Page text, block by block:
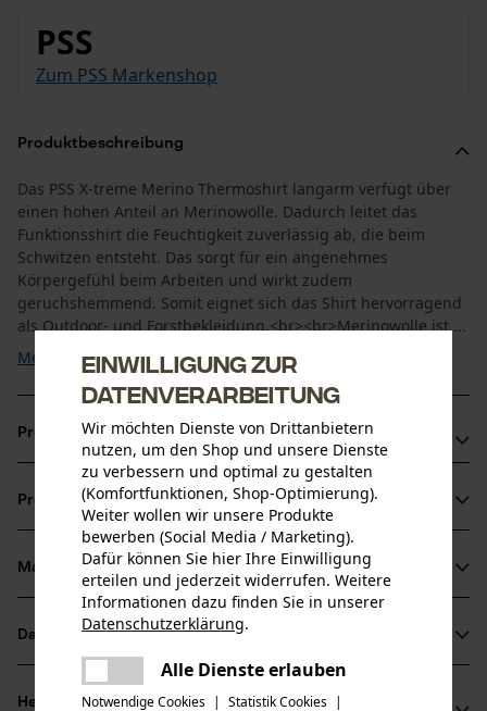
PSS
Zum PSS Markenshop
Produktbeschreibung
Das PSS X-treme Merino Thermoshirt langarm verfügt über
einen hohen Anteil an Merinowolle. Dadurch leitet das
Funktionsshirt die Feuchtigkeit zuverlässig ab, die beim
Schwitzen entsteht. Das sorgt für ein angenehmes
Körpergefühl beim Arbeiten und wirkt zudem
geruchshemmend. Somit eignet sich das Shirt hervorragend
als Outdoor- und Forstbekleidung.<br><br>Merinowolle ist ...
Mehr anzeigen
Produktvorteile
Druckfreie Flatlock-Nähte am Funktionsshirt sorgen für ein
kratzfreies Tragen
Optimaler Sitz bei bewegungsintensiven Aktivitäten
Hoher Stehkragen schützt den Hals; Bündchen verhindern
das Eindringen von Kälte
Produktinformationen
Produktdetails
Ärmeltyp
Material & Pflege
Materialart
Datenblätter
Produktsicherheitsdatenblatt (PDF)
Herstellerinformationen
Einwilligung zur
Datenverarbeitung
Wir möchten Dienste von Drittanbietern
nutzen, um den Shop und unsere Dienste
zu verbessern und optimal zu gestalten
(Komfortfunktionen, Shop-Optimierung).
Weiter wollen wir unsere Produkte
bewerben (Social Media / Marketing).
Dafür können Sie hier Ihre Einwilligung
erteilen und jederzeit widerrufen. Weitere
Informationen dazu finden Sie in unserer
Datenschutzerklärung.
Alle Dienste erlauben
Notwendige Cookies | Statistik Cookies |
Es ist ein Fehler aufgetreten. Bitte
versuchen Sie es erneut.